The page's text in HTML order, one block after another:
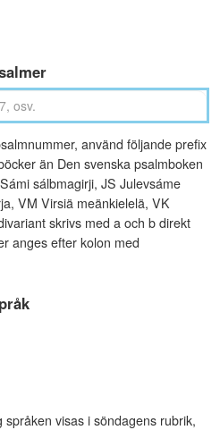
använd följande prefix
än Den svenska psalmboken
sálbmagirji, JS Julevsáme
VM Virsiä meänkielelä, VK
skrivs med a och b direkt
anges efter kolon med
visas i söndagens rubrik,